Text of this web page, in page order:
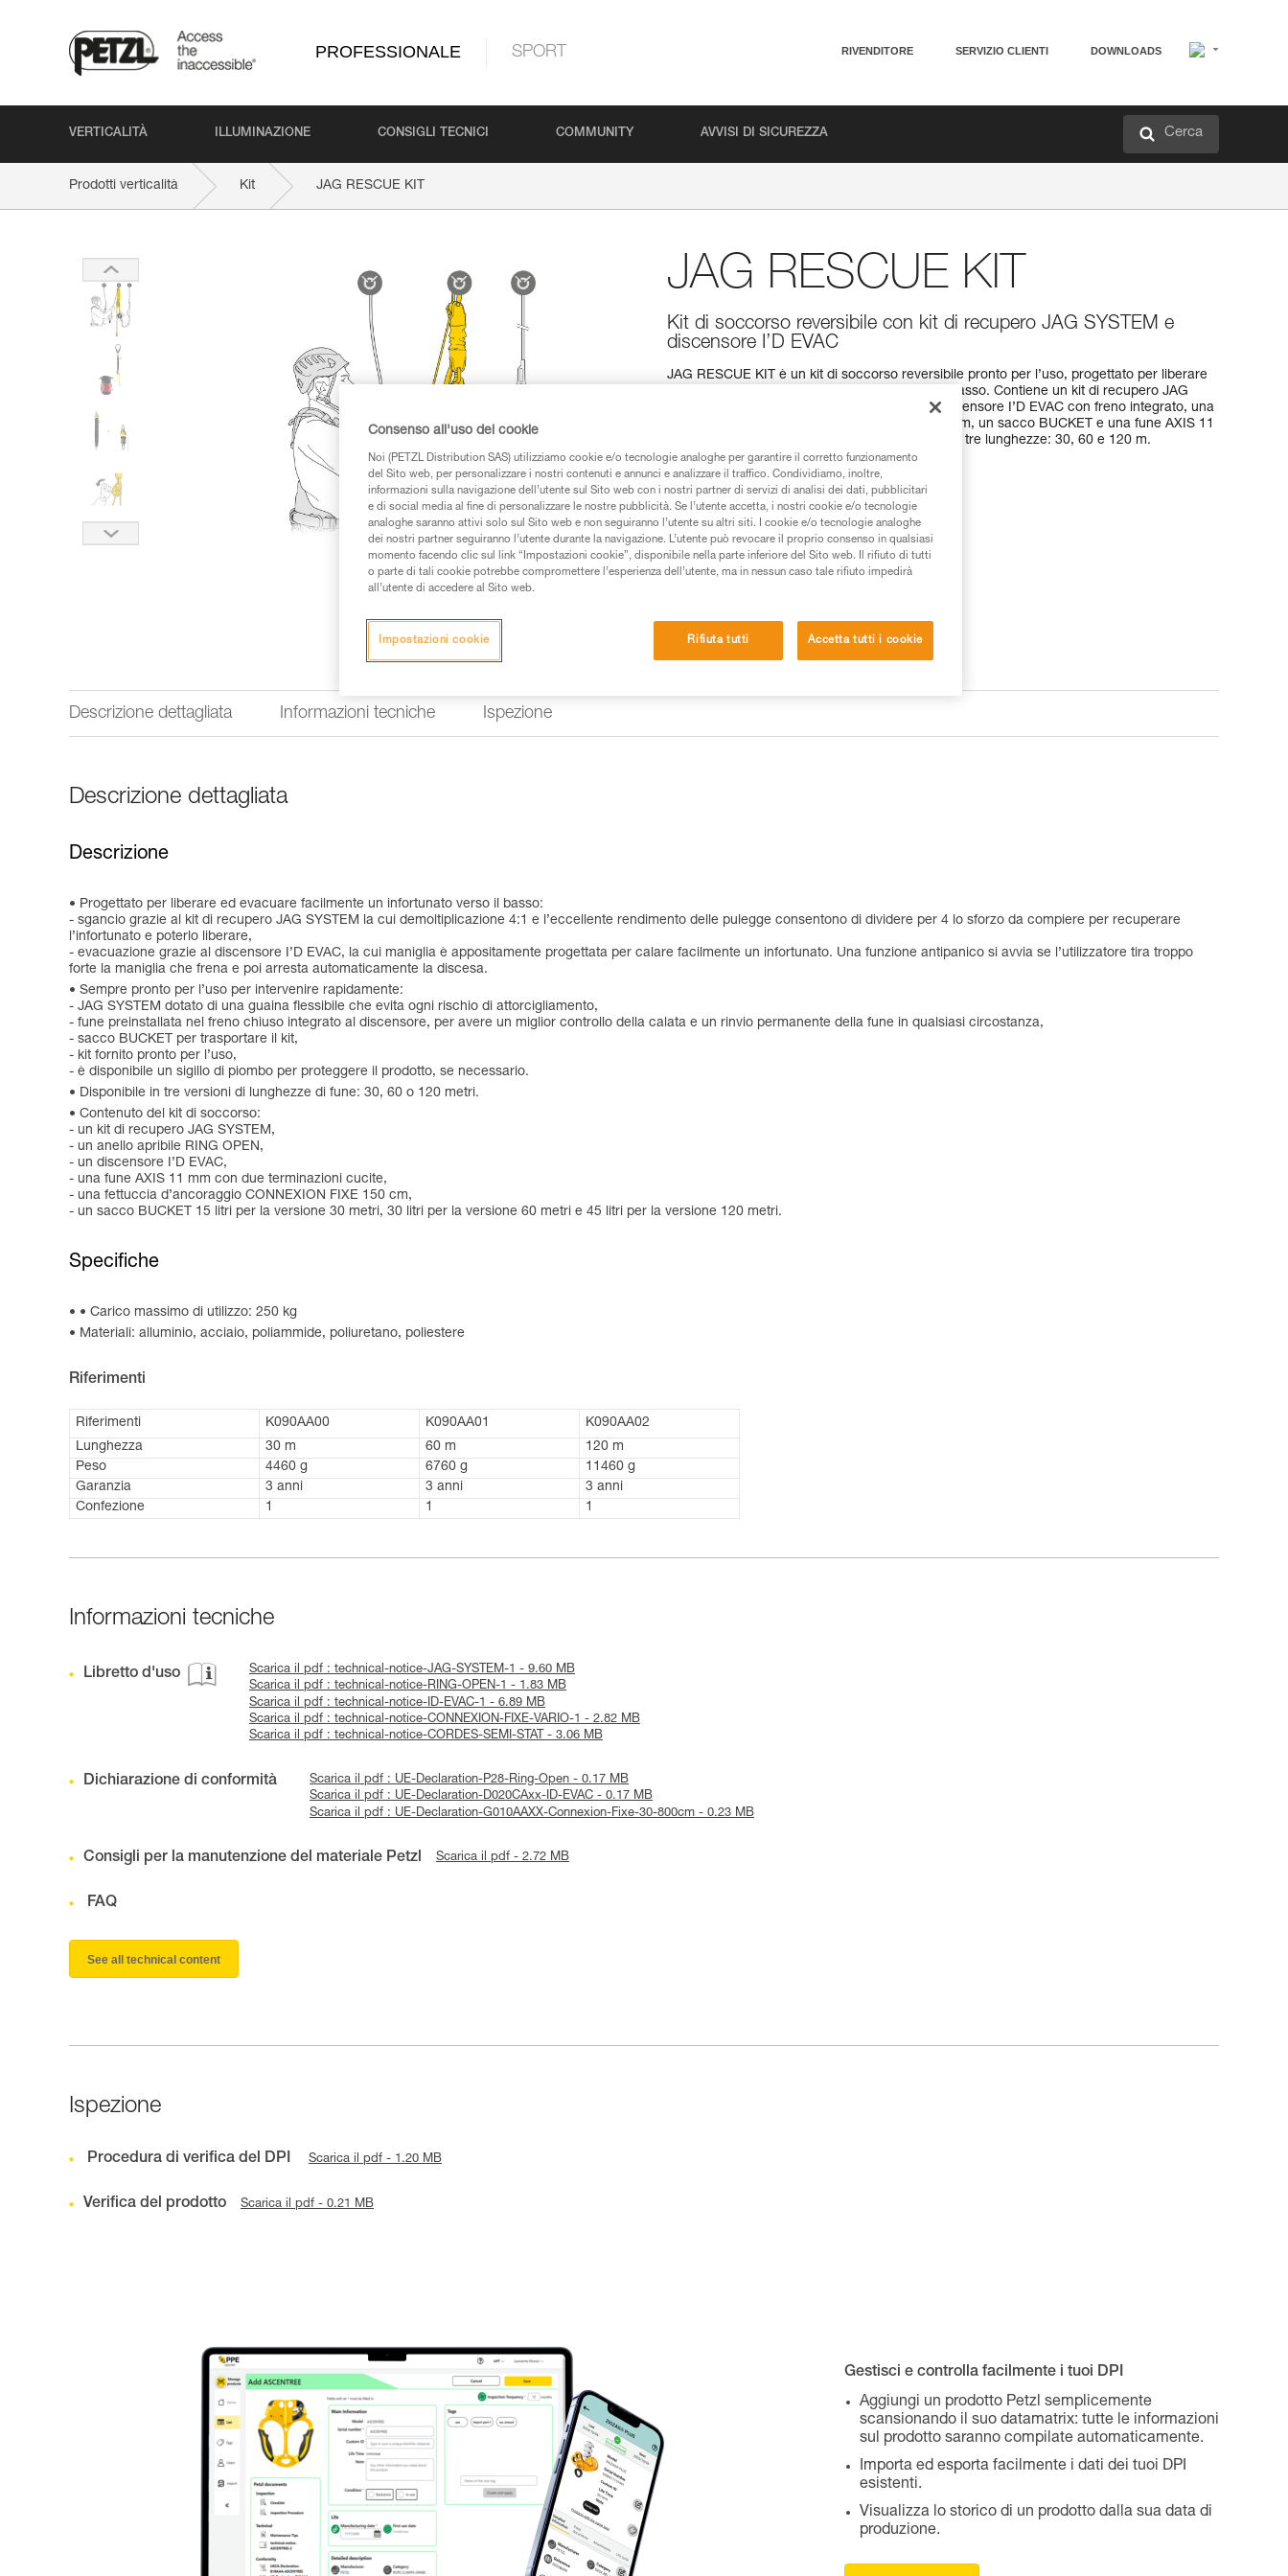
PROFESSIONALE SPORT RIVENDITORE SERVIZIO CLIENTI DOWNLOADS
VERTICALITÀ ILLUMINAZIONE CONSIGLI TECNICI COMMUNITY AVVISI DI SICUREZZA Cerca
Prodotti verticalità Kit JAG RESCUE KIT
JAG RESCUE KIT
Kit di soccorso reversibile con kit di recupero JAG SYSTEM e
discensore I’D EVAC
JAG RESCUE KIT è un kit di soccorso reversibile pronto per l’uso, progettato per liberare
ed evacuare facilmente un infortunato verso il basso. Contiene un kit di recupero JAG
SYSTEM, un anello apribile RING OPEN, un discensore I’D EVAC con freno integrato, una
fettuccia d’ancoraggio CONNEXION FIXE 150 cm, un sacco BUCKET e una fune AXIS 11
mm con due terminazioni cucite. È disponibile in tre lunghezze: 30, 60 e 120 m.
Trova un rivenditore
Descrizione dettagliata Informazioni tecniche Ispezione
Descrizione dettagliata
Descrizione
Progettato per liberare ed evacuare facilmente un infortunato verso il basso:
- sgancio grazie al kit di recupero JAG SYSTEM la cui demoltiplicazione 4:1 e l’eccellente rendimento delle pulegge consentono di dividere per 4 lo sforzo da compiere per recuperare
l’infortunato e poterlo liberare,
- evacuazione grazie al discensore I’D EVAC, la cui maniglia è appositamente progettata per calare facilmente un infortunato. Una funzione antipanico si avvia se l’utilizzatore tira troppo
forte la maniglia che frena e poi arresta automaticamente la discesa.
Sempre pronto per l’uso per intervenire rapidamente:
- JAG SYSTEM dotato di una guaina flessibile che evita ogni rischio di attorcigliamento,
- fune preinstallata nel freno chiuso integrato al discensore, per avere un miglior controllo della calata e un rinvio permanente della fune in qualsiasi circostanza,
- sacco BUCKET per trasportare il kit,
- kit fornito pronto per l’uso,
- è disponibile un sigillo di piombo per proteggere il prodotto, se necessario.
Disponibile in tre versioni di lunghezze di fune: 30, 60 o 120 metri.
Contenuto del kit di soccorso:
- un kit di recupero JAG SYSTEM,
- un anello apribile RING OPEN,
- un discensore I’D EVAC,
- una fune AXIS 11 mm con due terminazioni cucite,
- una fettuccia d’ancoraggio CONNEXION FIXE 150 cm,
- un sacco BUCKET 15 litri per la versione 30 metri, 30 litri per la versione 60 metri e 45 litri per la versione 120 metri.
Specifiche
• Carico massimo di utilizzo: 250 kg
Materiali: alluminio, acciaio, poliammide, poliuretano, poliestere
Riferimenti
Riferimenti K090AA00 K090AA01
K090AA02
Lunghezza
30 m 60 m
120 m
Peso
4460 g 6760 g
11460 g
Garanzia
3 anni 3 anni
3 anni
Confezione
1 1 1
Informazioni tecniche
Libretto d'uso
Scarica il pdf : technical-notice-JAG-SYSTEM-1 - 9.60 MB
Scarica il pdf : technical-notice-RING-OPEN-1 - 1.83 MB
Scarica il pdf : technical-notice-ID-EVAC-1 - 6.89 MB
Scarica il pdf : technical-notice-CONNEXION-FIXE-VARIO-1 - 2.82 MB
Scarica il pdf : technical-notice-CORDES-SEMI-STAT - 3.06 MB
Dichiarazione di conformità
Scarica il pdf : UE-Declaration-P28-Ring-Open - 0.17 MB
Scarica il pdf : UE-Declaration-D020CAxx-ID-EVAC - 0.17 MB
Scarica il pdf : UE-Declaration-G010AAXX-Connexion-Fixe-30-800cm - 0.23 MB
Consigli per la manutenzione del materiale Petzl Scarica il pdf - 2.72 MB
FAQ
See all technical content
Ispezione
Procedura di verifica del DPI Scarica il pdf - 1.20 MB
Verifica del prodotto Scarica il pdf - 0.21 MB
Gestisci e controlla facilmente i tuoi DPI
Aggiungi un prodotto Petzl semplicemente
scansionando il suo datamatrix: tutte le informazioni
sul prodotto saranno compilate automaticamente.
Importa ed esporta facilmente i dati dei tuoi DPI
esistenti.
Visualizza lo storico di un prodotto dalla sua data di
produzione.
Consenso all'uso dei cookie
Noi (PETZL Distribution SAS) utilizziamo cookie e/o tecnologie analoghe per garantire il corretto funzionamento
del Sito web, per personalizzare i nostri contenuti e annunci e analizzare il traffico. Condividiamo, inoltre,
informazioni sulla navigazione dell’utente sul Sito web con i nostri partner di servizi di analisi dei dati, pubblicitari
e di social media al fine di personalizzare le nostre pubblicità. Se l’utente accetta, i nostri cookie e/o tecnologie
analoghe saranno attivi solo sul Sito web e non seguiranno l’utente su altri siti. I cookie e/o tecnologie analoghe
dei nostri partner seguiranno l’utente durante la navigazione. L’utente può revocare il proprio consenso in qualsiasi
momento facendo clic sul link “Impostazioni cookie”, disponibile nella parte inferiore del Sito web. Il rifiuto di tutti
o parte di tali cookie potrebbe compromettere l’esperienza dell’utente, ma in nessun caso tale rifiuto impedirà
all’utente di accedere al Sito web.
Rifiuta tutti Accetta tutti i cookie
Impostazioni cookie